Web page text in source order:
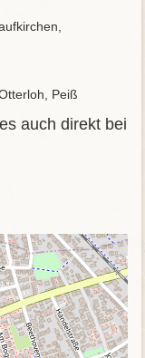
Peiß
auch direkt bei